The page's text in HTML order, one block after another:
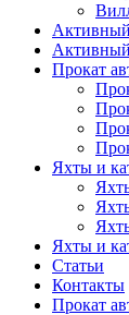
Прокат
Яхты и
Яхты и
Статьи
Контакты
Прокат